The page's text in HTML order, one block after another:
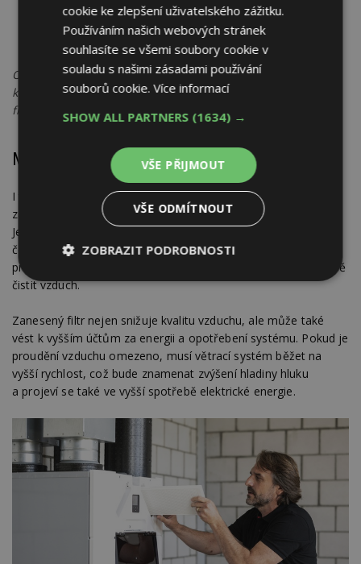
Obr. V závislosti na venkovních podmínkách a vašich
konkrétních potřebách si můžete vybrat vhodnou sadu
filtrů..Zdroj: Zehnder Group AG
Měnit filtry včas je důležité
I ten nejlepší filtr je potřeba pravidelně měnit, aby byla
zachována jeho účinnost a byl udržen výkon celého systému.
Jednou z nejčastějších chyb majitelů domů je příliš dlouhé
čekání na výměnu filtrů. Postupem času se filtry zanášejí
prachem a škodlivinami, což snižuje jejich schopnost efektivně
čistit vzduch.
Zanesený filtr nejen snižuje kvalitu vzduchu, ale může také
vést k vyšším účtům za energii a opotřebení systému. Pokud je
proudění vzduchu omezeno, musí větrací systém běžet na
vyšší rychlost, což bude znamenat zvýšení hladiny hluku
a projeví se také ve vyšší spotřebě elektrické energie.
cookie ke zlepšení uživatelského zážitku.
Používáním našich webových stránek
souhlasíte se všemi soubory cookie v
souladu s našimi zásadami používání
souborů cookie.Více informací
SHOW ALL PARTNERS (1634) →
VŠE PŘIJMOUT
VŠE ODMÍTNOUT
ZOBRAZIT PODROBNOSTI
Nezbytně
Výkonové
Soubory
Funkční soubory
Nezařazené
soubory
Nezbytně nutné soubory
Výkonové soubory
Soubory cílení
Funkční soubory
Nezařazené soubory